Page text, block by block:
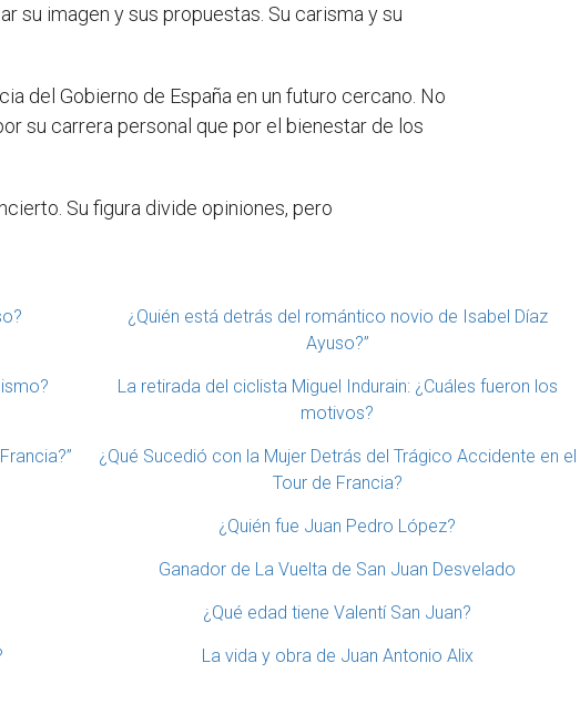
su imagen y sus propuestas. Su carisma y su
del Gobierno de España en un futuro cercano. No
su carrera personal que por el bienestar de los
Su figura divide opiniones, pero
¿Quién está detrás del romántico novio de Isabel Díaz
Ayuso?”
La retirada del ciclista Miguel Indurain: ¿Cuáles fueron los
motivos?
¿Qué Sucedió con la Mujer Detrás del Trágico Accidente en el
Tour de Francia?
¿Quién fue Juan Pedro López?
Ganador de La Vuelta de San Juan Desvelado
¿Qué edad tiene Valentí San Juan?
La vida y obra de Juan Antonio Alix